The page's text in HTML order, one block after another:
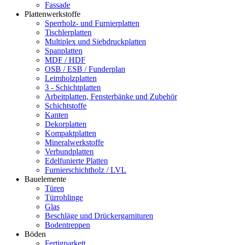
Fassade
Plattenwerkstoffe
Sperrholz- und Furnierplatten
Tischlerplatten
Multiplex und Siebdruckplatten
Spanplatten
MDF / HDF
OSB / ESB / Funderplan
Leimholzplatten
3 - Schichtplatten
Arbeitplatten, Fensterbänke und Zubehör
Schichtstoffe
Kanten
Dekorplatten
Kompaktplatten
Mineralwerkstoffe
Verbundplatten
Edelfunierte Platten
Furnierschichtholz / LVL
Bauelemente
Türen
Türrohlinge
Glas
Beschläge und Drückergarnituren
Bodentreppen
Böden
Fertigparkett